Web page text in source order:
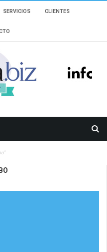
SERVICIOS CLIENTES